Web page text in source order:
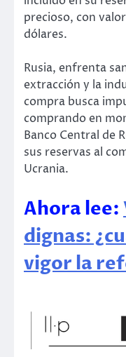
precioso, con
dólares.
Rusia, enfrenta
extracción y la
compra busca
comprando en
Banco Central de
sus reservas al
Ucrania.
Ahora lee:
dignas:
vigor la